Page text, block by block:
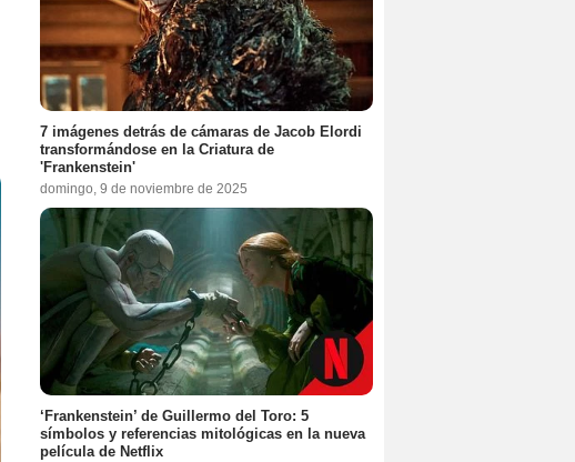
7 imágenes detrás de cámaras de Jacob Elordi
transformándose en la Criatura de
'Frankenstein'
domingo, 9 de noviembre de 2025
‘Frankenstein’ de Guillermo del Toro: 5
símbolos y referencias mitológicas en la nueva
película de Netflix